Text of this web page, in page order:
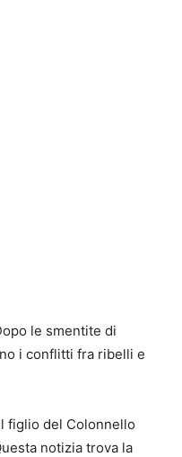
le smentite di
i conflitti fra ribelli e
figlio del Colonnello
notizia trova la